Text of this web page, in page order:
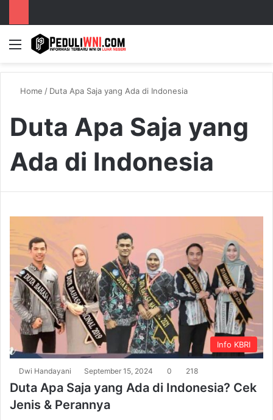
Menu
Home / Duta Apa Saja yang Ada di Indonesia
Duta Apa Saja yang
Ada di Indonesia
Info KBRI
Dwi Handayani September 15, 2024 0 218
Duta Apa Saja yang Ada di Indonesia? Cek
Jenis & Perannya